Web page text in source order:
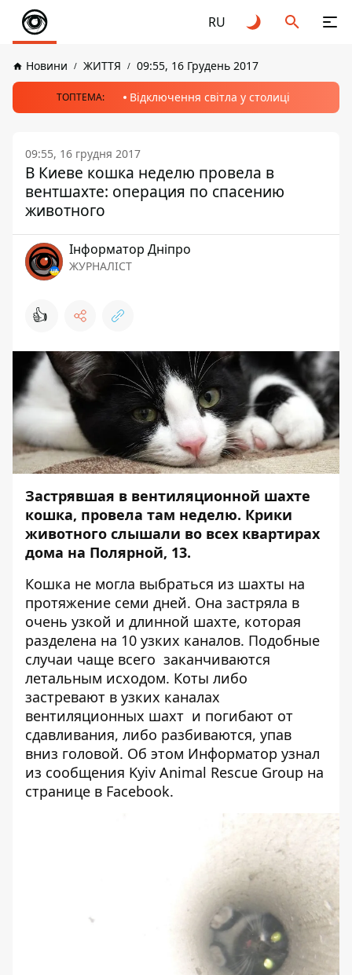
RU
Новини ЖИТТЯ 09:55, 16 Грудень 2017
ТОПТЕМА: Відключення світла у столиці
09:55, 16 грудня 2017
В Киеве кошка неделю провела в
вентшахте: операция по спасению
животного
Інформатор Дніпро
ЖУРНАЛІСТ
👍
Застрявшая в вентиляционной шахте
кошка, провела там неделю. Крики
животного слышали во всех квартирах
дома на Полярной, 13.
Кошка не могла выбраться из шахты на
протяжение семи дней. Она застряла в
очень узкой и длинной шахте, которая
разделена на 10 узких каналов. Подобные
случаи чаще всего заканчиваются
летальным исходом. Коты либо
застревают в узких каналах
вентиляционных шахт и погибают от
сдавливания, либо разбиваются, упав
вниз головой. Об этом Информатор узнал
из сообщения Kyiv Animal Rescue Group на
странице в Facebook.